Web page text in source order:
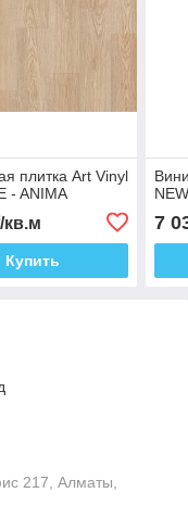
плитка Art Vinyl
- ANIMA
Купить
7
217, Алматы,